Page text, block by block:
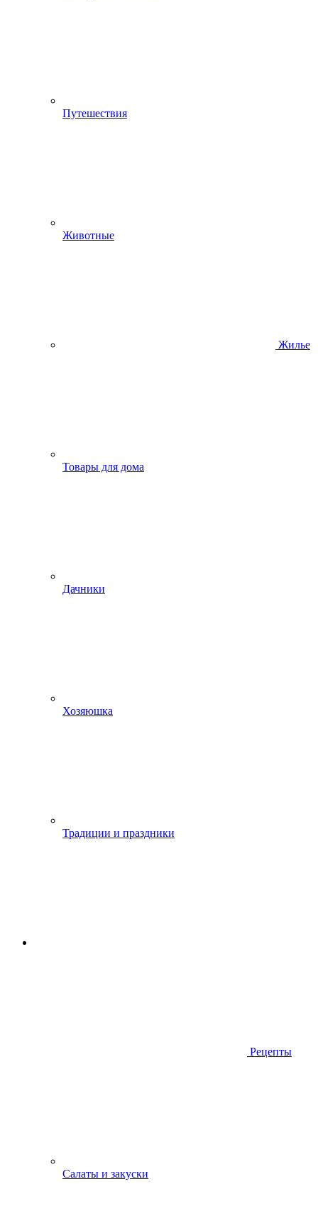
Путешествия
Животные
Жилье
Товары для дома
Дачники
Хозяюшка
Традиции и праздники
Рецепты
Салаты и закуски